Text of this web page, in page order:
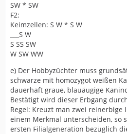
SW * SW
F2:
Keimzellen: S W * S W
___S W
S SS SW
W SW WW
e) Der Hobbyzüchter muss
schwarze mit homozygot weißen
dauerhaft graue, blauäugige
Bestätigt wird dieser Erbgang
Regel: Kreuzt man zwei reinerbige
einem Merkmal unterscheiden, so
ersten Filialgeneration bezüglich